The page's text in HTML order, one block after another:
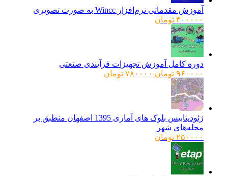
آموزش مقدماتی نرم‌افزار Wincc به صورت تصویری
۳۰۰۰۰۰ تومان
دوره کامل آموزش تجهیزات فرآیندی صنعتی
۹۶۰۰۰۰ تومانقیمت
۷۸۰۰۰۰ تومانقیمت
ژئودیتابیس بلوک های آماری 1395 اصفهان منطبق بر
محله‌های شهر
۲۵۰۰۰۰ تومان